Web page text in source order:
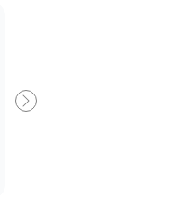
Premier Dealer spécialement
Suivant